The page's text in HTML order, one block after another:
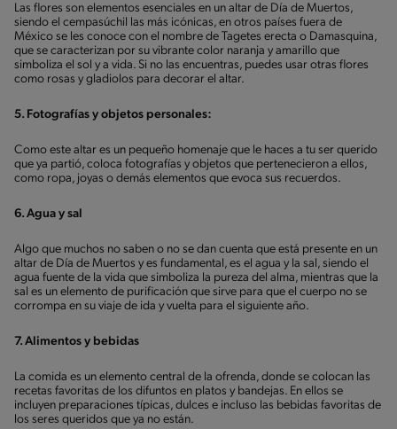
Las flores son elementos esenciales en un altar de Día de Muertos,
siendo el cempasúchil las más icónicas, en otros países fuera de
México se les conoce con el nombre de Tagetes erecta o Damasquina,
que se caracterizan por su vibrante color naranja y amarillo que
simboliza el sol y a vida. Si no las encuentras, puedes usar otras flores
como rosas y gladiolos para decorar el altar.
5. Fotografías y objetos personales:
Como este altar es un pequeño homenaje que le haces a tu ser querido
que ya partió, coloca fotografías y objetos que pertenecieron a ellos,
como ropa, joyas o demás elementos que evoca sus recuerdos.
6. Agua y sal
Algo que muchos no saben o no se dan cuenta que está presente en un
altar de Día de Muertos y es fundamental, es el agua y la sal, siendo el
agua fuente de la vida que simboliza la pureza del alma, mientras que la
sal es un elemento de purificación que sirve para que el cuerpo no se
corrompa en su viaje de ida y vuelta para el siguiente año.
7. Alimentos y bebidas
La comida es un elemento central de la ofrenda, donde se colocan las
recetas favoritas de los difuntos en platos y bandejas. En ellos se
incluyen preparaciones típicas, dulces e incluso las bebidas favoritas de
los seres queridos que ya no están.